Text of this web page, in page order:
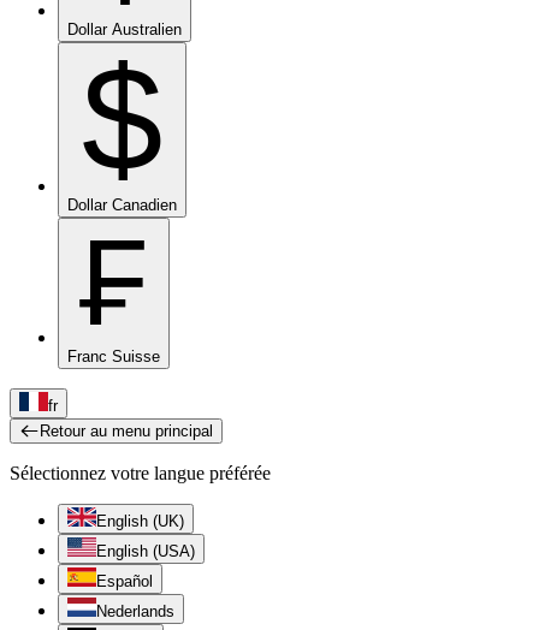
Dollar Australien
$
Dollar Canadien
₣
Franc Suisse
fr
Retour au menu principal
Sélectionnez votre langue préférée
English (UK)
English (USA)
Español
Nederlands